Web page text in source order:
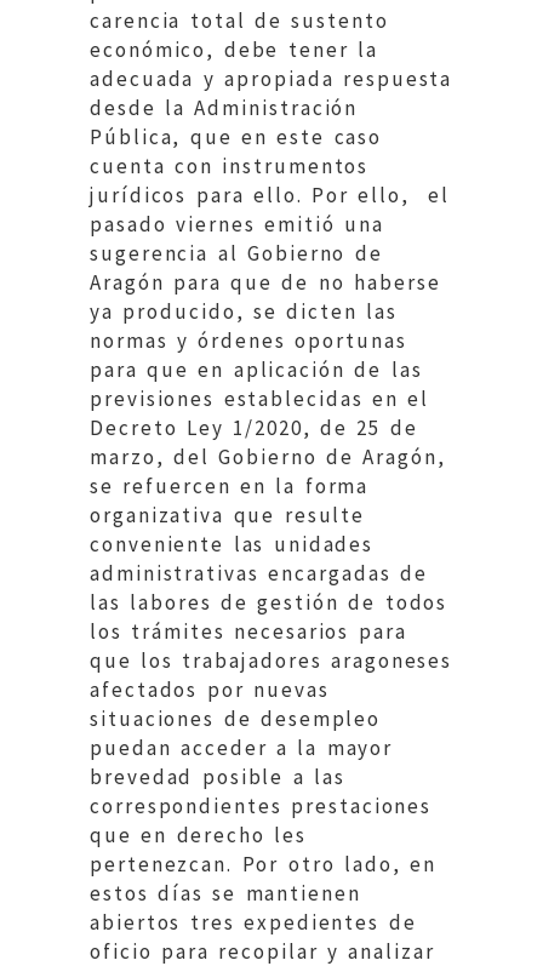
carencia total de sustento
económico, debe tener la
adecuada y apropiada respuesta
desde la Administración
Pública, que en este caso
cuenta con instrumentos
jurídicos para ello. Por ello, el
pasado viernes emitió una
sugerencia al Gobierno de
Aragón para que de no haberse
ya producido, se dicten las
normas y órdenes oportunas
para que en aplicación de las
previsiones establecidas en el
Decreto Ley 1/2020, de 25 de
marzo, del Gobierno de Aragón,
se refuercen en la forma
organizativa que resulte
conveniente las unidades
administrativas encargadas de
las labores de gestión de todos
los trámites necesarios para
que los trabajadores aragoneses
afectados por nuevas
situaciones de desempleo
puedan acceder a la mayor
brevedad posible a las
correspondientes prestaciones
que en derecho les
pertenezcan. Por otro lado, en
estos días se mantienen
abiertos tres expedientes de
oficio para recopilar y analizar